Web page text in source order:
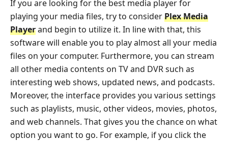
If you are looking for the best media player for
playing your media files, try to considerPlex Media
Playerand begin to utilize it. In line with that, this
software will enable you to play almost all your media
files on your computer. Furthermore, you can stream
all other media contents on TV and DVR such as
interesting web shows, updated news, and podcasts.
Moreover, the interface provides you various settings
such as playlists, music, other videos, movies, photos,
and web channels. That gives you the chance on what
option you want to go. For example, if you click the